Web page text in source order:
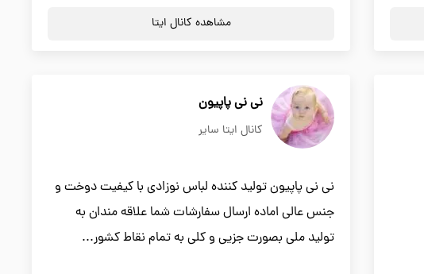
مشاهده کانال ایتا
نی نی پاپیون
کانال ایتا سایر
نی نی پاپیون تولید کننده لباس نوزادی با کیفیت دوخت و
جنس عالی اماده ارسال سفارشات شما علاقه مندان به
تولید ملی بصورت جزیی و کلی به تمام نقاط کشور...